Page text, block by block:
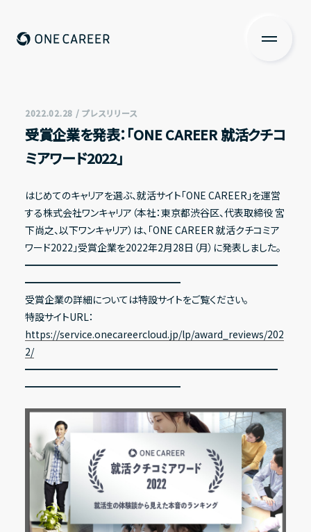
ONE CAREER
私たちについて
Services
サービス
News
ニュース
Investors Relations
IR情報一覧
IR情報一覧
経営方針
代表メッセージ
コーポレート・ガバナンス
ESG方針
Recruit
採用情報
Contact
お問い合わせ
Address
〒150-0031
東京都渋谷区桜丘町20-1 渋谷インフォスタワー16階
2022.02.28 / プレスリリース
受賞企業を発表：「ONE CAREER 就活クチコ
ミアワード2022」
はじめてのキャリアを選ぶ、就活サイト「ONE CAREER」を運営
する株式会社ワンキャリア（本社：東京都渋谷区、代表取締役 宮
下尚之、以下ワンキャリア）は、「ONE CAREER 就活クチコミア
ワード2022」受賞企業を2022年2月28日（月）に発表しました。
━━━━━━━━━━━━━━━━━━━━━━━━━━
━━━━━━━━━━━━━━━━
受賞企業の詳細については特設サイトをご覧ください。
特設サイトURL：
https://service.onecareercloud.jp/lp/award_reviews/202
2/
━━━━━━━━━━━━━━━━━━━━━━━━━━
━━━━━━━━━━━━━━━━